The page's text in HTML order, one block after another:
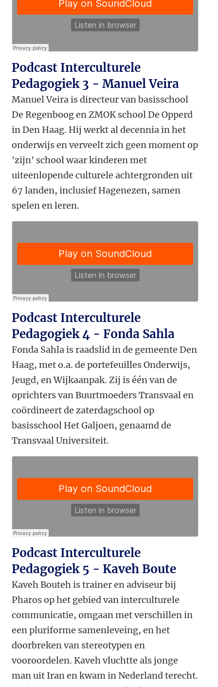
Podcast Interculturele
Pedagogiek 3 - Manuel Veira
Manuel Veira is directeur van basisschool
De Regenboog en ZMOK school De Opperd
in Den Haag. Hij werkt al decennia in het
onderwijs en verveelt zich geen moment op
'zijn' school waar kinderen met
uiteenlopende culturele achtergronden uit
67 landen, inclusief Hagenezen, samen
spelen en leren.
Podcast Interculturele
Pedagogiek 4 - Fonda Sahla
Fonda Sahla is raadslid in de gemeente Den
Haag, met o.a. de portefeuilles Onderwijs,
Jeugd, en Wijkaanpak. Zij is één van de
oprichters van Buurtmoeders Transvaal en
coördineert de zaterdagschool op
basisschool Het Galjoen, genaamd de
Transvaal Universiteit.
Podcast Interculturele
Pedagogiek 5 - Kaveh Boute
Kaveh Bouteh is trainer en adviseur bij
Pharos op het gebied van interculturele
communicatie, omgaan met verschillen in
een pluriforme samenleveing, en het
doorbreken van stereotypen en
vooroordelen. Kaveh vluchtte als jonge
man uit Iran en kwam in Nederland terecht.